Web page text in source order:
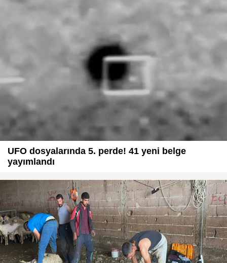
UFO dosyalarında 5. perde! 41 yeni belge
yayımlandı